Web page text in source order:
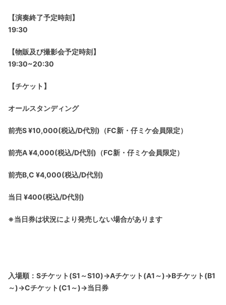
【演奏終了予定時刻】
19:30
【物販及び撮影会予定時刻】
19:30~20:30
【チケット】
オールスタンディング
前売S ¥10,000(税込/D代別)（FC新・仔ミケ会員限定）
前売A ¥4,000(税込/D代別)（FC新・仔ミケ会員限定）
前売B,C ¥4,000(税込/D代別)
当日 ¥400(税込/D代別)
※当日券は状況により発売しない場合があります
入場順：Sチケット(S1～S10)→Aチケット(A1～)→Bチケット(B1
～)→Cチケット(C1～)→当日券